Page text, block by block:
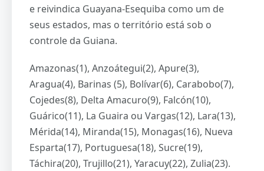
e reivindica Guayana-Esequiba como um de
seus estados, mas o território está sob o
controle da Guiana.
Amazonas(1), Anzoátegui(2), Apure(3),
Aragua(4), Barinas (5), Bolívar(6), Carabobo(7),
Cojedes(8), Delta Amacuro(9), Falcón(10),
Guárico(11), La Guaira ou Vargas(12), Lara(13),
Mérida(14), Miranda(15), Monagas(16), Nueva
Esparta(17), Portuguesa(18), Sucre(19),
Táchira(20), Trujillo(21), Yaracuy(22), Zulia(23).